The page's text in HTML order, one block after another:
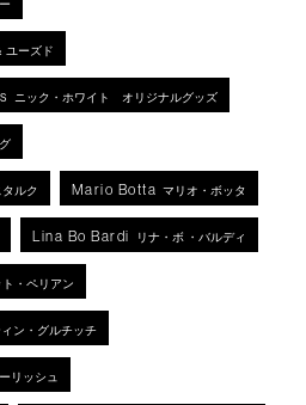
ユーズド
ニック・ホワイト オリジナルグッズ
ルク Mario Botta マリオ・ボッタ
Lina Bo Bardi リナ・ボ ・バルディ
・ペリアン
ン・グルチッチ
リッシュ